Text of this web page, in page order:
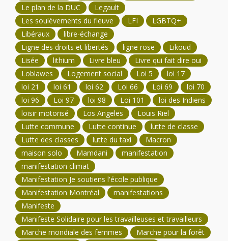
Le plan de la DUC
Legault
Les soulèvements du fleuve
LFI
LGBTQ+
Libéraux
libre-échange
Ligne des droits et libertés
ligne rose
Likoud
Lisée
lithium Livre bleu
Livre qui fait dire oui
Loblawes
Logement social Loi 5
loi 17
loi 21
loi 61 loi 62 Loi 66 Loi 69
loi 70
loi 96
Loi 97 loi 98 Loi 101
loi des Indiens
loisir motorisé
Los Angeles
Louis Riel
Lutte commune
Lutte continue
lutte de classe
Lutte des classes
lutte du taxi
Macron
maison solo
Mamdani
manifestation
manifestation climat
Manifestation Je soutiens l'école publique
Manifestation Montréal
manifestations
Manifeste
Manifeste Solidaire pour les travailleuses et travailleurs
Marche mondiale des femmes
Marche pour la forêt